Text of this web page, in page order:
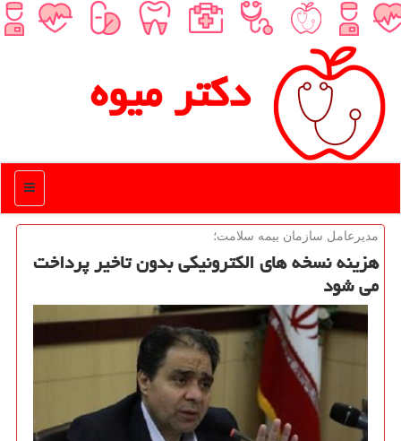
دكتر میوه
منو
مدیرعامل سازمان بیمه سلامت؛
هزینه نسخه های الكترونیكی بدون تاخیر پرداخت
می شود